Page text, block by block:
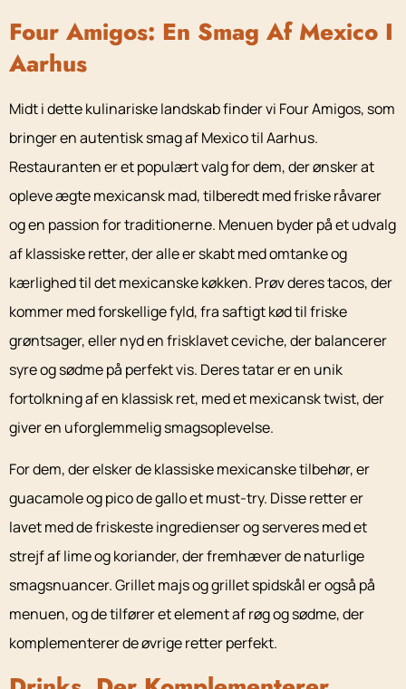
Four Amigos: En Smag Af Mexico I
Aarhus
Midt i dette kulinariske landskab finder vi Four Amigos, som
bringer en autentisk smag af Mexico til Aarhus.
Restauranten er et populært valg for dem, der ønsker at
opleve ægte mexicansk mad, tilberedt med friske råvarer
og en passion for traditionerne. Menuen byder på et udvalg
af klassiske retter, der alle er skabt med omtanke og
kærlighed til det mexicanske køkken. Prøv deres tacos, der
kommer med forskellige fyld, fra saftigt kød til friske
grøntsager, eller nyd en frisklavet ceviche, der balancerer
syre og sødme på perfekt vis. Deres tatar er en unik
fortolkning af en klassisk ret, med et mexicansk twist, der
giver en uforglemmelig smagsoplevelse.
For dem, der elsker de klassiske mexicanske tilbehør, er
guacamole og pico de gallo et must-try. Disse retter er
lavet med de friskeste ingredienser og serveres med et
strejf af lime og koriander, der fremhæver de naturlige
smagsnuancer. Grillet majs og grillet spidskål er også på
menuen, og de tilfører et element af røg og sødme, der
komplementerer de øvrige retter perfekt.